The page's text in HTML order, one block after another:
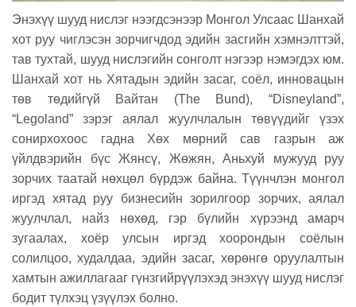
Энэхүү шууд нислэг нээгдсэнээр Монгол Улсаас Шанхай
хот руу чиглэсэн зорчигчдод эдийн засгийн хэмнэлттэй,
тав тухтай, шууд нислэгийн сонголт нэгээр нэмэгдэх юм.
Шанхай хот нь Хятадын эдийн засаг, соёл, инновацын
төв төдийгүй Вайтан (The Bund), “Disneyland”,
“Legoland” зэрэг аялал жуулчлалын төвүүдийг үзэх
сонирхохоос гадна Хөх мөрний сав газрын аж
үйлдвэрийн бүс Жянсү, Жөжян, Аньхуй мужууд руу
зорчих таатай нөхцөл бүрдэж байна. Түүнчлэн монгол
иргэд хятад руу бизнесийн зорилгоор зорчих, аялал
жуулчлал, найз нөхөд, гэр бүлийн хүрээнд амарч
зугаалах, хоёр улсын иргэд хоорондын соёлын
солилцоо, худалдаа, эдийн засаг, хөрөнгө оруулалтын
хамтын ажиллагааг гүнзгийрүүлэхэд энэхүү шууд нислэг
бодит түлхэц үзүүлэх болно.